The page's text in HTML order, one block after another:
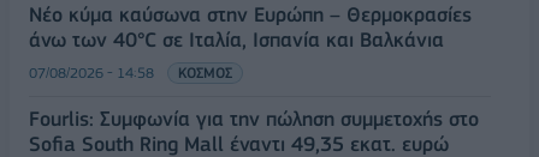
Νέο κύμα καύσωνα στην Ευρώπη – Θερμοκρασίες
άνω των 40°C σε Ιταλία, Ισπανία και Βαλκάνια
07/08/2026 - 14:58 ΚΟΣΜΟΣ
Fourlis: Συμφωνία για την πώληση συμμετοχής στο
Sofia South Ring Mall έναντι 49,35 εκατ. ευρώ